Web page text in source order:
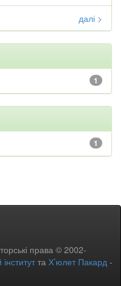
далі >
1
1
права © 2002-
та Х’юлет Пакард -